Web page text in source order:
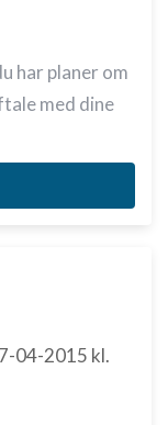
har planer om
med dine
04-2015 kl.